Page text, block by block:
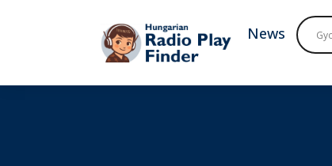
News